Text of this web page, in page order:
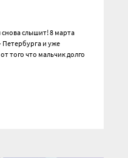
слышит! 8 марта
Петербурга и уже
того что мальчик долго